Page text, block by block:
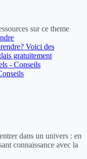
sur ce theme
Voici des
gratuitement
- Conseils
dans un univers : en
connaissance avec la